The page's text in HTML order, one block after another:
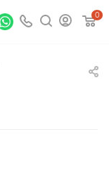
0